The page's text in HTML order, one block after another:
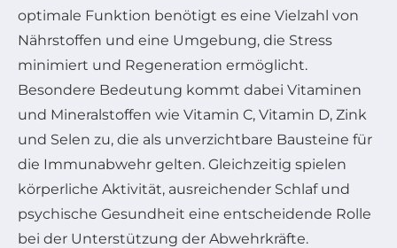
optimale Funktion benötigt es eine Vielzahl von
Nährstoffen und eine Umgebung, die Stress
minimiert und Regeneration ermöglicht.
Besondere Bedeutung kommt dabei Vitaminen
und Mineralstoffen wie Vitamin C, Vitamin D, Zink
und Selen zu, die als unverzichtbare Bausteine für
die Immunabwehr gelten. Gleichzeitig spielen
körperliche Aktivität, ausreichender Schlaf und
psychische Gesundheit eine entscheidende Rolle
bei der Unterstützung der Abwehrkräfte.